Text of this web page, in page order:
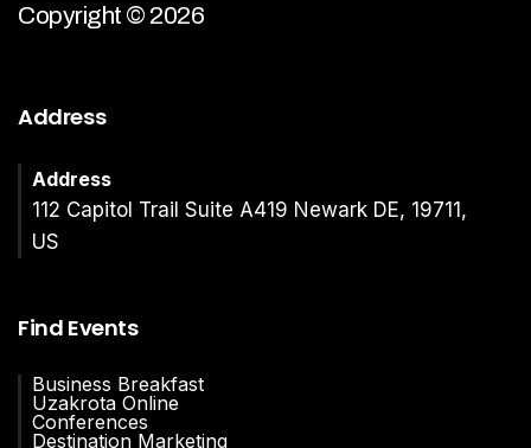
Copyright © 2026
Address
Address
112 Capitol Trail Suite A419 Newark DE, 19711,
US
Find Events
Business Breakfast
Uzakrota Online
Conferences
Destination Marketing